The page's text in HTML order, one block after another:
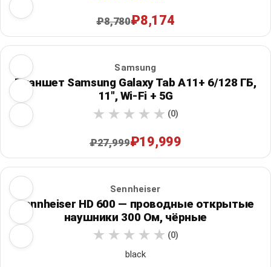
₽8,780₽8,174
Samsung
Планшет Samsung Galaxy Tab A11+ 6/128 ГБ,
11", Wi‑Fi + 5G
(0)
₽27,999₽19,999
Sennheiser
Sennheiser HD 600 — проводные открытые
наушники 300 Ом, чёрные
(0)
black